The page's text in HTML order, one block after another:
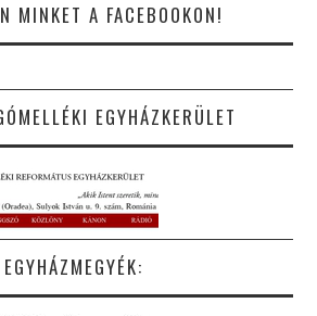
MINKET A FACEBOOKON!
EGYHÁZKERÜLET
EGYHÁZMEGYÉK: